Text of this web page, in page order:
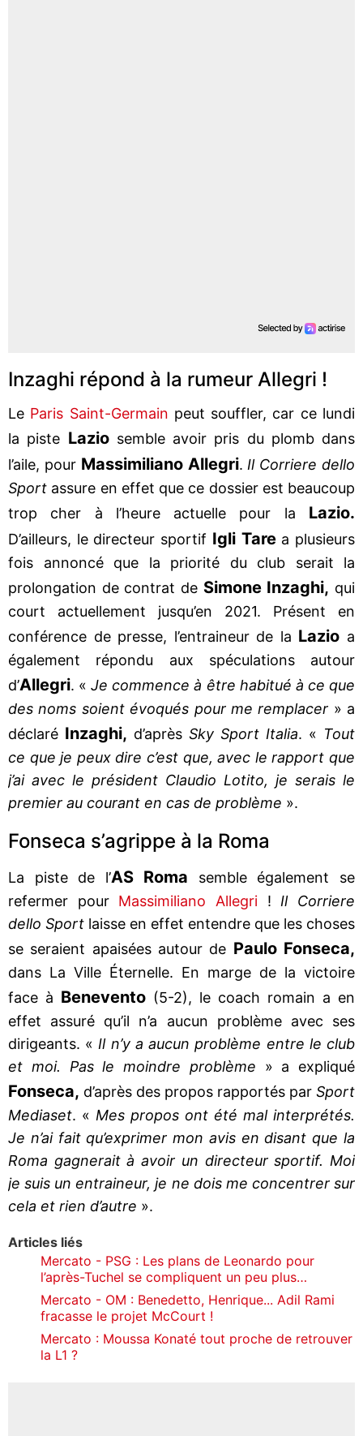
Inzaghi répond à la rumeur Allegri !
Le Paris Saint-Germain peut souffler, car ce lundi
la piste Laziosemble avoir pris du plomb dans
l’aile, pour Massimiliano Allegri. Il Corriere dello
Sport assure en effet que ce dossier est beaucoup
trop cher à l’heure actuelle pour la Lazio.
D’ailleurs, le directeur sportif Igli Tarea plusieurs
fois annoncé que la priorité du club serait la
prolongation de contrat de Simone Inzaghi, qui
court actuellement jusqu’en 2021. Présent en
conférence de presse, l’entraineur de la Lazio a
également répondu aux spéculations autour
d’Allegri. «Je commence à être habitué à ce que
des noms soient évoqués pour me remplacer » a
déclaré Inzaghi, d’après Sky Sport Italia. « Tout
ce que je peux dire c’est que, avec le rapport que
j’ai avec le président Claudio Lotito, je serais le
premier au courant en cas de problème ».
Fonseca s’agrippe à la Roma
La piste de l’AS Roma semble également se
refermer pour Massimiliano Allegri ! Il Corriere
dello Sport laisse en effet entendre que les choses
se seraient apaisées autour de Paulo Fonseca,
dans La Ville Éternelle. En marge de la victoire
face à Benevento (5-2), le coach romain a en
effet assuré qu’il n’a aucun problème avec ses
dirigeants. « Il n’y a aucun problème entre le club
et moi. Pas le moindre problème » a expliqué
Fonseca, d’après des propos rapportés par Sport
Mediaset. « Mes propos ont été mal interprétés.
Je n’ai fait qu’exprimer mon avis en disant que la
Roma gagnerait à avoir un directeur sportif. Moi
je suis un entraineur, je ne dois me concentrer sur
cela et rien d’autre ».
Articles liés
Mercato - PSG : Les plans de Leonardo pour
l’après-Tuchel se compliquent un peu plus…
Mercato - OM : Benedetto, Henrique... Adil Rami
fracasse le projet McCourt !
Mercato : Moussa Konaté tout proche de retrouver
la L1 ?